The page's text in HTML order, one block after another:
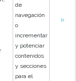
de
navegación
o
incrementar
y potenciar
contenidos
y secciones
para el
Ir